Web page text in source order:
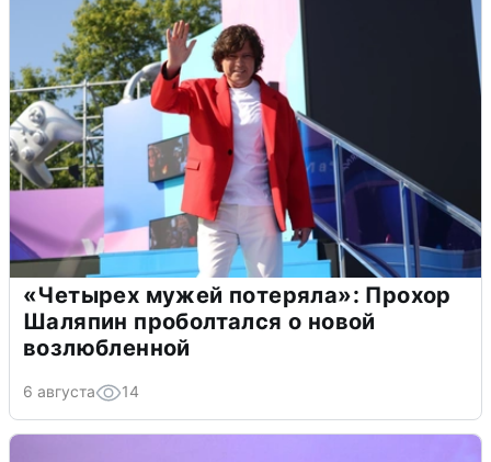
«Четырех мужей потеряла»: Прохор
Шаляпин проболтался о новой
возлюбленной
6 августа 14